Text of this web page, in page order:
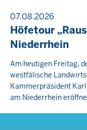
07.08.2026
Höfetour
Niederrhein
Am heutigen Freitag,
westfälische
Kammerpräsident Karl
am Niederrhein